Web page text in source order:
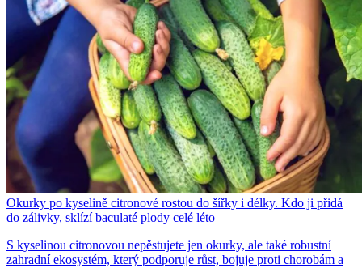
Okurky po kyselině citronové rostou do šířky i délky. Kdo ji přidá
do zálivky, sklízí baculaté plody celé léto
S kyselinou citronovou nepěstujete jen okurky, ale také robustní
zahradní ekosystém, který podporuje růst, bojuje proti chorobám a